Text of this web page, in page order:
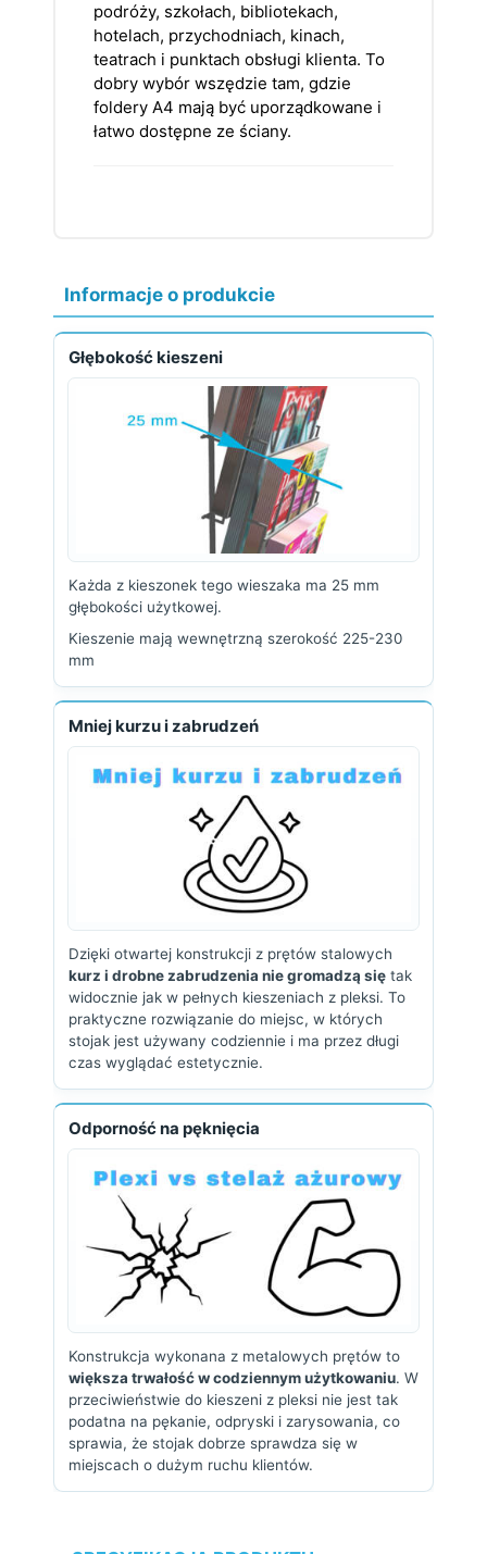
podróży, szkołach, bibliotekach,
hotelach, przychodniach, kinach,
teatrach i punktach obsługi klienta. To
dobry wybór wszędzie tam, gdzie
foldery A4 mają być uporządkowane i
łatwo dostępne ze ściany.
Informacje o produkcie
Głębokość kieszeni
Każda z kieszonek tego wieszaka ma 25 mm
głębokości użytkowej.
Kieszenie mają wewnętrzną szerokość 225-230
mm
Mniej kurzu i zabrudzeń
Dzięki otwartej konstrukcji z prętów stalowych
kurz i drobne zabrudzenia nie gromadzą się tak
widocznie jak w pełnych kieszeniach z pleksi. To
praktyczne rozwiązanie do miejsc, w których
stojak jest używany codziennie i ma przez długi
czas wyglądać estetycznie.
Odporność na pęknięcia
Konstrukcja wykonana z metalowych prętów to
większa trwałość w codziennym użytkowaniu. W
przeciwieństwie do kieszeni z pleksi nie jest tak
podatna na pękanie, odpryski i zarysowania, co
sprawia, że stojak dobrze sprawdza się w
miejscach o dużym ruchu klientów.